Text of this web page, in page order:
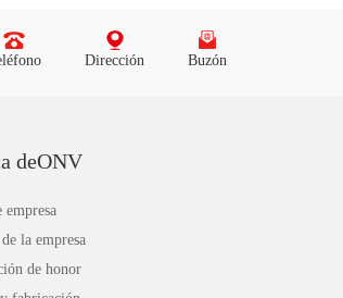
Dirección Buzón
deONV
la empresa
de honor